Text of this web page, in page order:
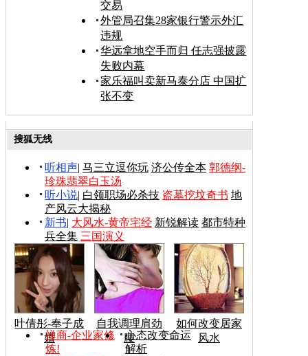
交易
外管局召集28家银行警示外汇
违规
华远拿地空手而归 任志强披露
失败内幕
家乐福叫卖新马泰分店 中国扩
张不变
搜狐无线
听相声| 马三立逗你玩 济公传全本 郭德纲-
珍珠翡翠白玉汤
听小说| 白领职场必杀技 盗墓挖坟奇书 地
产风云大揭秘
新书| 大风水-黄帝宅经 新锐解读 都市特种
兵全集 三国演义
叶倩彤-奉子成
婚
自我调理肩劲
腰
如何改变居家
风水
禅商-企业家修
炼!
心态改变命运
解析